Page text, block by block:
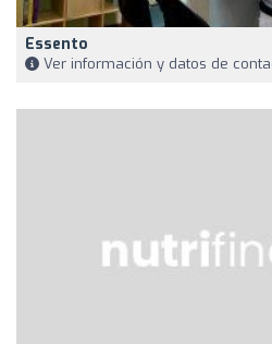
Essento
Ver información y datos de